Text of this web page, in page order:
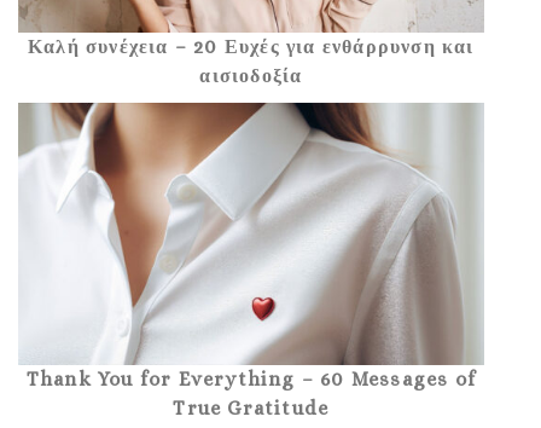
Καλή συνέχεια – 20 Ευχές για ενθάρρυνση και
αισιοδοξία
Thank You for Everything – 60 Messages of
True Gratitude